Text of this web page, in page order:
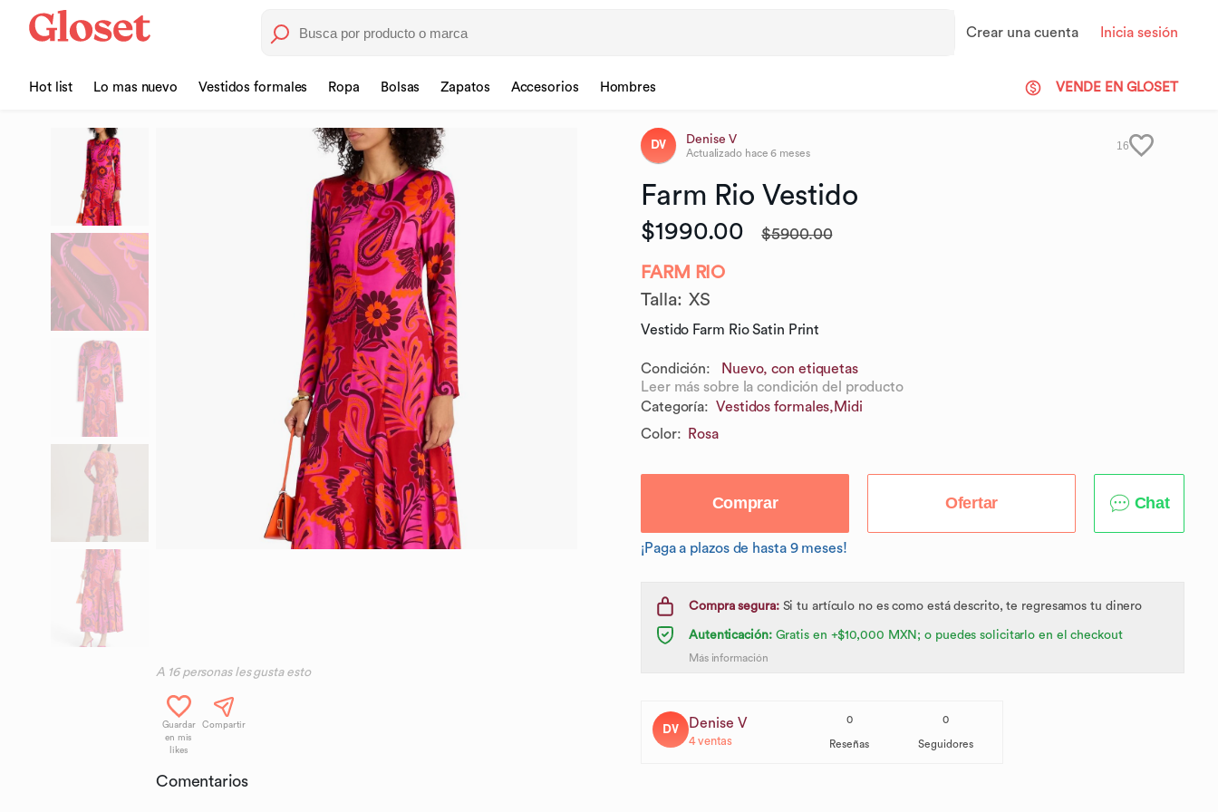
Crear una cuenta Inicia sesión
Hot list Lo mas nuevo Vestidos formales Ropa Bolsas Zapatos Accesorios Hombres VENDE EN GLOSET
A 16personas les gusta esto
Guardar
en mis
likes
Compartir
Comentarios
DV Denise V
Actualizado hace 6 meses
16
Farm Rio Vestido
$1990.00 $5900.00
FARM RIO
Talla: XS
Vestido Farm Rio Satin Print
Condición:
Nuevo, con etiquetas
Leer más sobre la condición del producto
Categoría: Vestidos formales, Midi
Color: Rosa
Comprar Ofertar Chat
¡Paga a plazos de hasta 9 meses!
Compra segura:Si tu artículo no es como está descrito, te regresamos tu dinero
Autenticación:Gratis en +$10,000 MXN; o puedes solicitarlo en el checkout
Más información
DV Denise V
4ventas
0
Reseñas
0
Seguidores